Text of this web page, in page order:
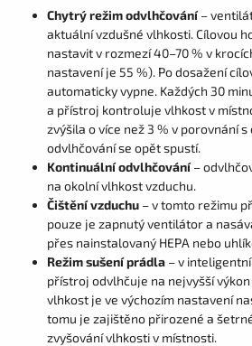
Chytrý režim odvlhčování –
aktuální vzdušné vlhkosti. Cílovou
nastavit v rozmezí 40–70 % v
nastavení je 55 %). Po dosažení
automaticky vypne. Každých 30
a přístroj kontroluje vlhkost v
zvýšila o více než 3 % v porovnání
odvlhčování se opět spustí.
Kontinuální odvlhčování –
na okolní vlhkost vzduchu.
Čištění vzduchu – v tomto režimu
pouze je zapnutý ventilátor a
přes nainstalovaný HEPA nebo
Režim sušení prádla – v
přístroj odvlhčuje na nejvyšší výkon
vlhkost je ve výchozím nastavení
tomu je zajištěno přirozené a
zvyšování vlhkosti v místnosti.